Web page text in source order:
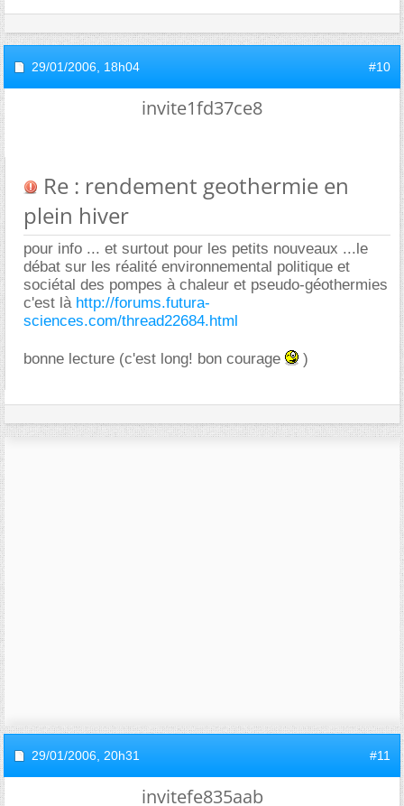
29/01/2006, 18h04 #10
invite1fd37ce8
Re : rendement geothermie en
plein hiver
pour info ... et surtout pour les petits nouveaux ...le
débat sur les réalité environnemental politique et
sociétal des pompes à chaleur et pseudo-géothermies
c'est là http://forums.futura-
sciences.com/thread22684.html
bonne lecture (c'est long! bon courage )
29/01/2006, 20h31 #11
invitefe835aab